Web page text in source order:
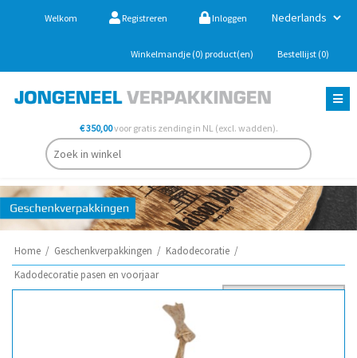
Welkom Registreren Inloggen
Winkelmandje (0) product(en) Bestellijst (0)
€ 350,00voor gratis zending in NL (excl. wadden).
Home / Geschenkverpakkingen / Kadodecoratie /
Kadodecoratie pasen en voorjaar